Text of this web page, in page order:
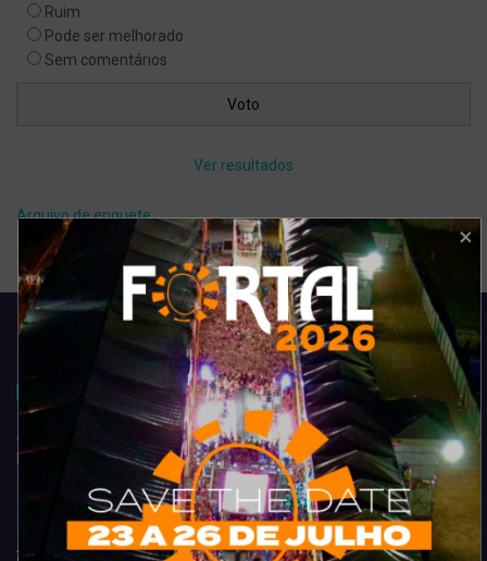
Ruim
Pode ser melhorado
Sem comentários
Ver resultados
Arquivo de enquete
Acompanhe todas as novidades do entretenimento na região de
Fortaleza. Dicas, promoções, coberturas exclusivas e muito mais.